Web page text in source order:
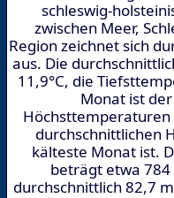
schleswig-
zwischen Meer,
Region zeichnet sich
aus. Die
11,9°C, die
Monat ist
Höchsttemperaturen
durchschnittlichen
kälteste Monat ist.
beträgt etwa
durchschnittlich 82,7